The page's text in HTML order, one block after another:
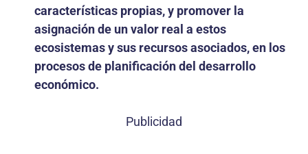
características propias, y promover la
asignación de un valor real a estos
ecosistemas y sus recursos asociados, en los
procesos de planificación del desarrollo
económico.
Publicidad